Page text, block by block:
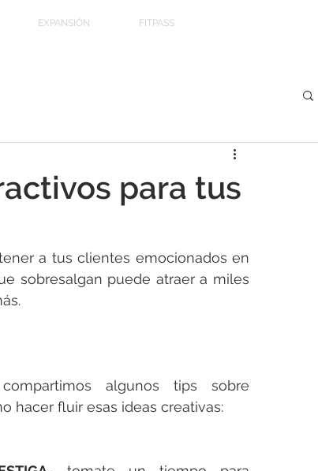
EXPANSIÓN FITPASS
para tus
a tus clientes emocionados en
sobresalgan puede atraer a miles
algunos tips sobre
hacer fluir esas ideas creativas: